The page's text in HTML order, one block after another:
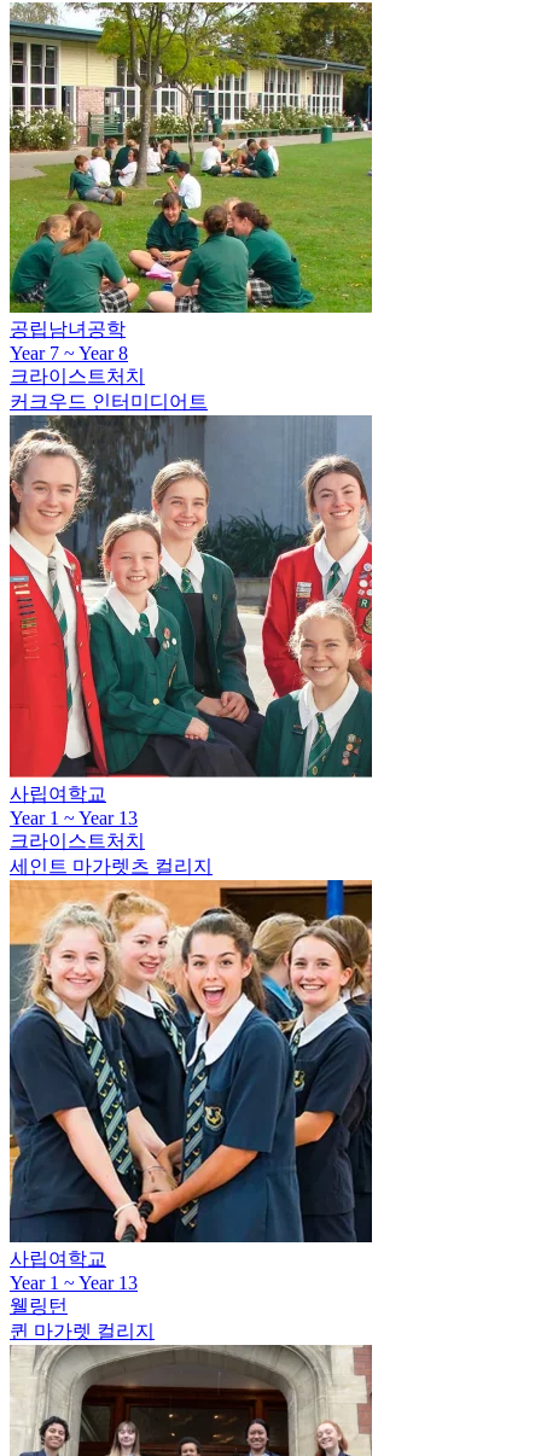
공립남녀공학
Year 7 ~ Year 8
크라이스트처치
커크우드 인터미디어트
사립여학교
Year 1 ~ Year 13
크라이스트처치
세인트 마가렛츠 컬리지
Year 1 ~ Year 13
웰링턴
퀸 마가렛 컬리지